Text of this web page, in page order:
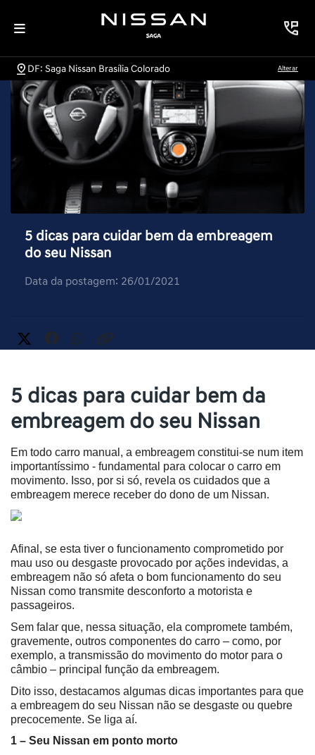
DF: Saga Nissan Brasília Colorado Alterar
5 dicas para cuidar bem da embreagem
do seu Nissan
Data da postagem: 26/01/2021
5 dicas para cuidar bem da
embreagem do seu Nissan
Em todo carro manual, a embreagem constitui-se num item
importantíssimo - fundamental para colocar o carro em
movimento. Isso, por si só, revela os cuidados que a
embreagem merece receber do dono de um Nissan.
Afinal, se esta tiver o funcionamento comprometido por
mau uso ou desgaste provocado por ações indevidas, a
embreagem não só afeta o bom funcionamento do seu
Nissan como transmite desconforto a motorista e
passageiros.
Sem falar que, nessa situação, ela compromete também,
gravemente, outros componentes do carro – como, por
exemplo, a transmissão do movimento do motor para o
câmbio – principal função da embreagem.
Dito isso, destacamos algumas dicas importantes para que
a embreagem do seu Nissan não se desgaste ou quebre
precocemente. Se liga aí.
1 – Seu Nissan em ponto morto